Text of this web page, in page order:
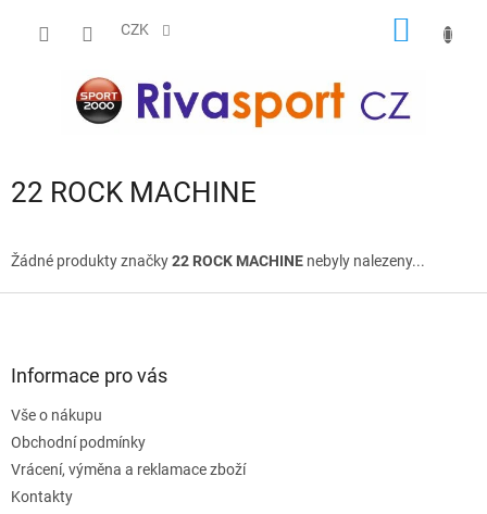
CZK
22 ROCK MACHINE
Žádné produkty značky22 ROCK MACHINE nebyly nalezeny...
Informace pro vás
Vše o nákupu
Obchodní podmínky
Vrácení, výměna a reklamace zboží
Kontakty